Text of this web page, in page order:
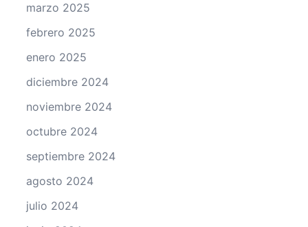
marzo 2025
febrero 2025
enero 2025
diciembre 2024
noviembre 2024
octubre 2024
septiembre 2024
agosto 2024
julio 2024